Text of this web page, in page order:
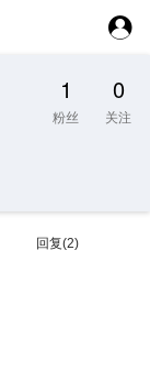
1
粉丝
0
关注
回复(2)